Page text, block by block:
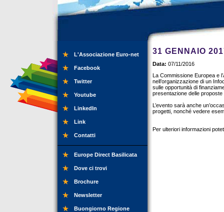
L'Associazione Euro-net
Facebook
Twitter
Youtube
LinkedIn
Link
Contatti
Europe Direct Basilicata
Dove ci trovi
Brochure
Newsletter
Buongiorno Regione
31 GENNAIO
Data: 07/11/2016
La Commissione Europea e
nell’organizzazione di un
sulle opportunità di
presentazione delle
L’evento sarà anche
progetti, nonché vedere
Per ulteriori informazioni